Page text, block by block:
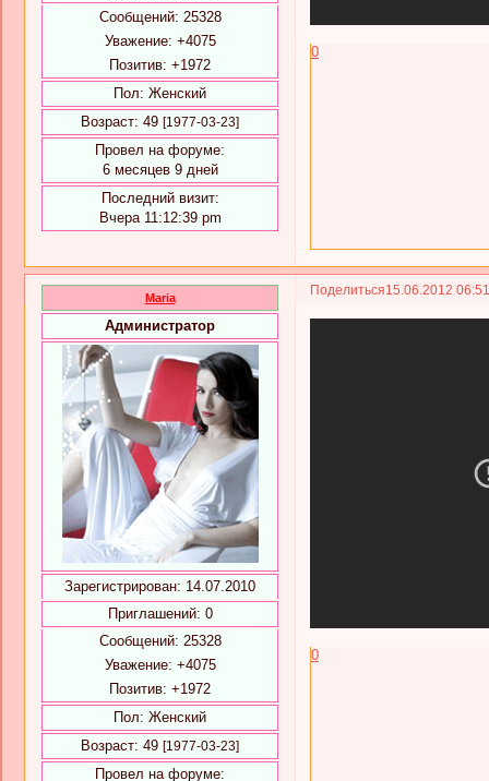
Сообщений: 25328
Уважение: +4075
Позитив: +1972
Пол: Женский
Возраст: 49 [1977-03-23]
Провел на форуме:
6 месяцев 9 дней
Последний визит:
Вчера 11:12:39 pm
0
Поделиться15.06.2012
Maria
Администратор
Зарегистрирован: 14.07.2010
Приглашений: 0
Сообщений: 25328
Уважение: +4075
Позитив: +1972
Пол: Женский
Возраст: 49 [1977-03-23]
Провел на форуме:
0